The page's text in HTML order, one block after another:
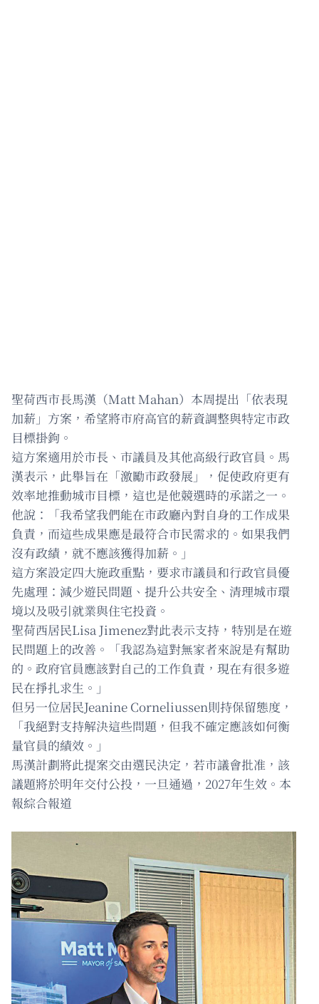
聖荷西市長馬漢（Matt Mahan）本周提出「依表現
加薪」方案，希望將市府高官的薪資調整與特定市政
目標掛鉤。
這方案適用於市長、市議員及其他高級行政官員。馬
漢表示，此舉旨在「激勵市政發展」，促使政府更有
效率地推動城市目標，這也是他競選時的承諾之一。
他說：「我希望我們能在市政廳內對自身的工作成果
負責，而這些成果應是最符合市民需求的。如果我們
沒有政績，就不應該獲得加薪。」
這方案設定四大施政重點，要求市議員和行政官員優
先處理：減少遊民問題、提升公共安全、清理城市環
境以及吸引就業與住宅投資。
聖荷西居民Lisa Jimenez對此表示支持，特別是在遊
民問題上的改善。「我認為這對無家者來說是有幫助
的。政府官員應該對自己的工作負責，現在有很多遊
民在掙扎求生。」
但另一位居民Jeanine Corneliussen則持保留態度，
「我絕對支持解決這些問題，但我不確定應該如何衡
量官員的績效。」
馬漢計劃將此提案交由選民決定，若市議會批准，該
議題將於明年交付公投，一旦通過，2027年生效。本
報綜合報道